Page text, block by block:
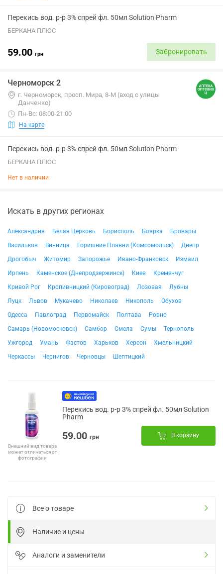
Перекись вод. р-р 3% спрей фл. 50мл Solution Pharm
БЕРКАНА ПЛЮС
59.00 грн Забронировать
Черноморск 2
г. Черноморск, просп. Мира, 8-М (вход с улицы
Данченко)
Пн-Вс: 08:00-21:00
На карте
Перекись вод. р-р 3% спрей фл. 50мл Solution Pharm
БЕРКАНА ПЛЮС
Нет в наличии
Искать в других регионах
Александрия Белая Церковь Борисполь Боярка
Бровары
Васильков
Винница Горишние Плавни (Комсомольск)
Днепр
Дрогобыч
Житомир Запорожье Ивано-Франковск
Измаил
Ирпень
Каменское (Днепродзержинск) Киев
Кременчуг
Кривой Рог
Кропивницкий (Кировоград) Лозовая
Лубны
Луцк
Львов Мукачево Николаев Никополь
Обухов
Одесса
Павлоград Первомайск Полтава
Ровно
Самарь (Новомосковск)
Самбор Смела Сумы
Тернополь
Ужгород
Умань Фастов Харьков Херсон
Хмельницкий
Черкассы
Чернигов Черновцы Шептицкий
Внешний вид товара
может отличаться от
фотографии
Перекись вод. р-р 3% спрей фл. 50мл Solution
Pharm
59.00 грн В корзину
Все о товаре
Наличие и цены
Аналоги и заменители